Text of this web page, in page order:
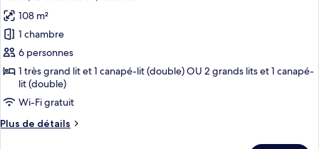
toutes
les
photos
pour
ce
type
de
chambre :
108 m²
1 chambre
6 personnes
1 très grand lit et 1 canapé-lit (double) OU 2 grands lits et 1 canapé-
lit (double)
Wi-Fi gratuit
Plus de détails
Plus